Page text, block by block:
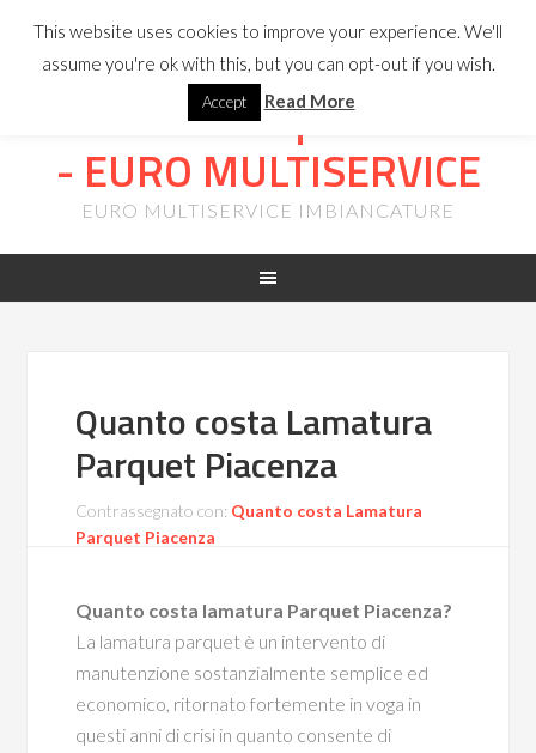
8298964-ristrutturazione.preventivo@gmail.com
Lamatura Parquet Milano
- EURO MULTISERVICE
EURO MULTISERVICE IMBIANCATURE
Quanto costa Lamatura
Parquet Piacenza
Contrassegnato con: Quanto costa Lamatura
Parquet Piacenza
Quanto costa lamatura Parquet Piacenza?
La lamatura parquet è un intervento di
manutenzione sostanzialmente semplice ed
economico, ritornato fortemente in voga in
questi anni di crisi in quanto consente di
This website uses cookies to improve your experience. We'll
assume you're ok with this, but you can opt-out if you wish.
Accept Read More